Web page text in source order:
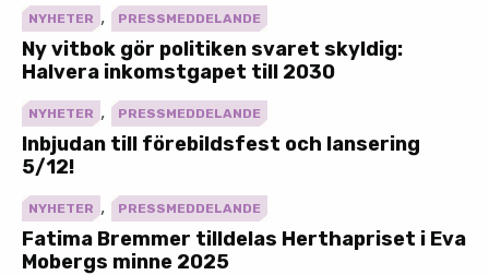
NYHETER , PRESSMEDDELANDE
Ny vitbok gör politiken svaret skyldig:
Halvera inkomstgapet till 2030
NYHETER , PRESSMEDDELANDE
Inbjudan till förebildsfest och lansering
5/12!
NYHETER , PRESSMEDDELANDE
Fatima Bremmer tilldelas Herthapriset i Eva
Mobergs minne 2025